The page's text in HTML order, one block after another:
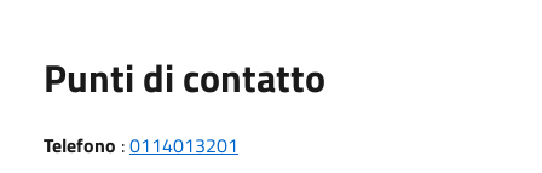
Punti di contatto
Telefono :0114013201